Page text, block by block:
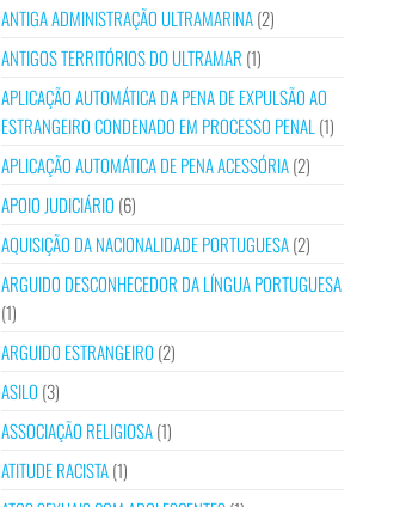
ANTIGA ADMINISTRAÇÃO ULTRAMARINA(2)
ANTIGOS TERRITÓRIOS DO ULTRAMAR (1)
APLICAÇÃO AUTOMÁTICA DA PENA DE EXPULSÃO AO
ESTRANGEIRO CONDENADO EM PROCESSO PENAL (1)
APLICAÇÃO AUTOMÁTICA DE PENA ACESSÓRIA(2)
APOIO JUDICIÁRIO (6)
AQUISIÇÃO DA NACIONALIDADE PORTUGUESA(2)
ARGUIDO DESCONHECEDOR DA LÍNGUA PORTUGUESA
(1)
ARGUIDO ESTRANGEIRO (2)
ASILO (3)
ASSOCIAÇÃO RELIGIOSA(1)
ATITUDE RACISTA(1)